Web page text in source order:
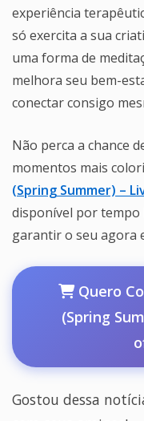
experiência
só exercita a sua
uma forma de
melhora seu bem-
conectar consigo
Não perca a chance
momentos mais
(Spring Summer) –
disponível por
garantir o seu agora
Quero
(Spring
Gostou dessa